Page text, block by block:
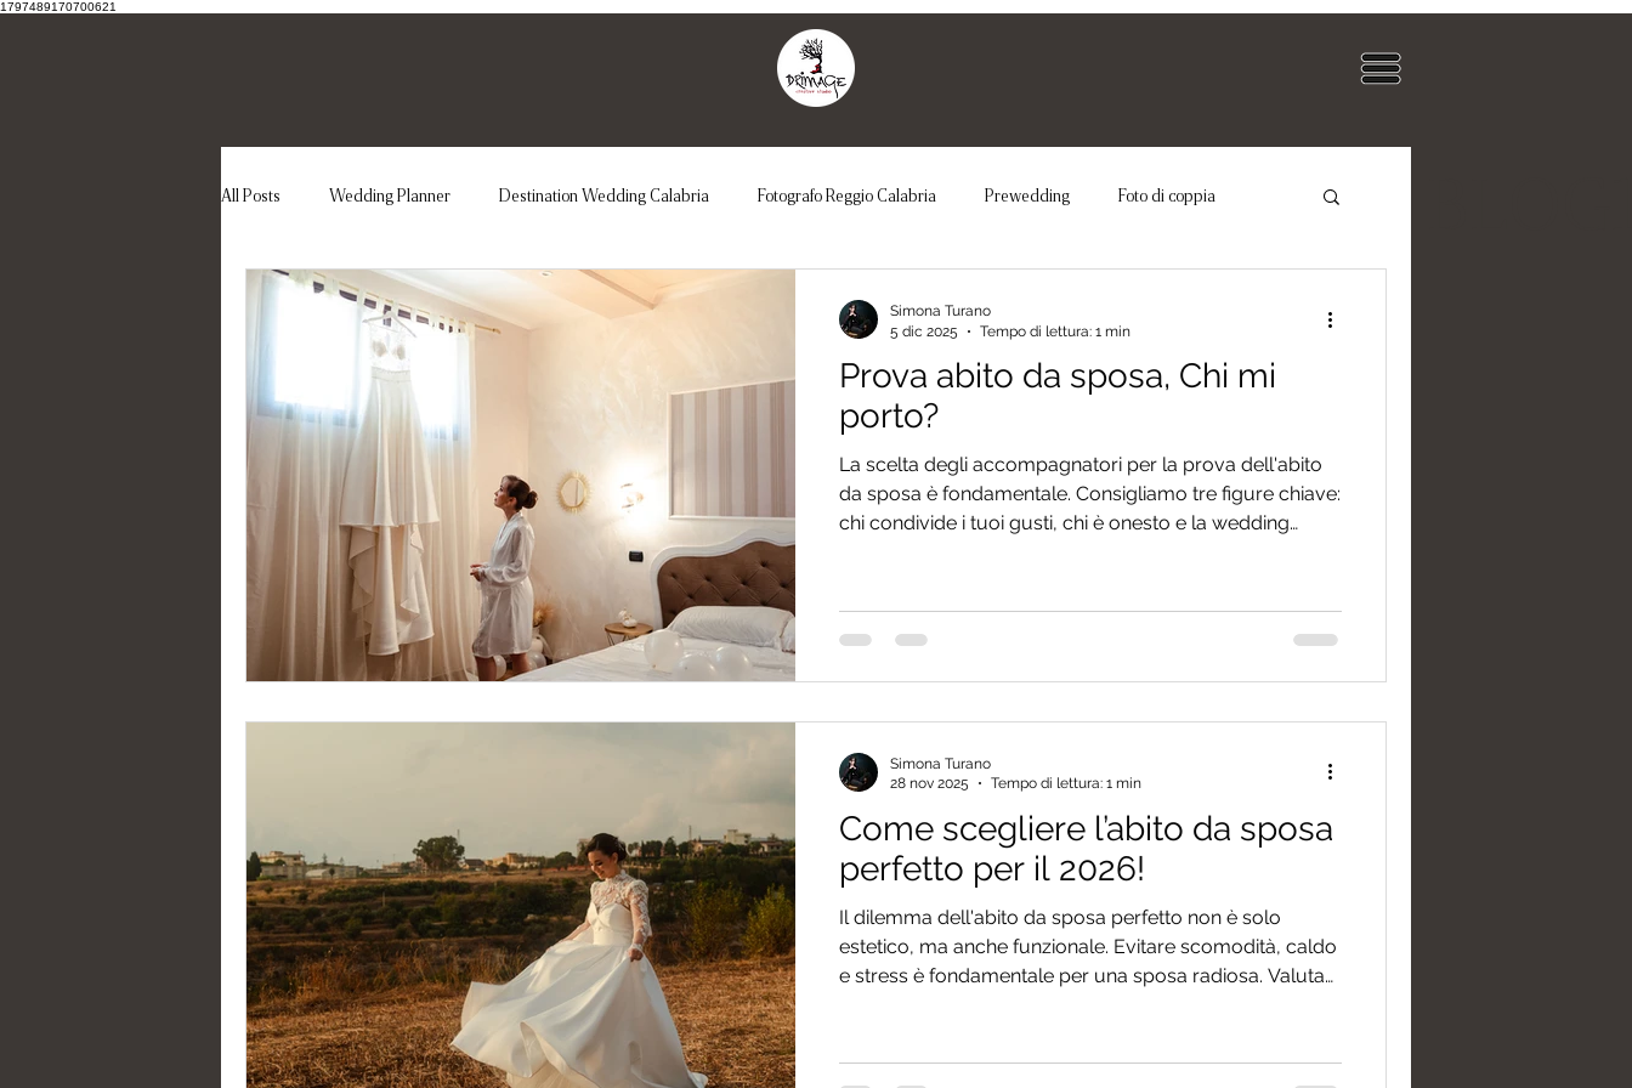
1797489170700621
All Posts Wedding Planner Destination Wedding Calabria Fotografo Reggio Calabria Prewedding Foto di coppia
Regia Matrimoniale sposa Abito da sposa Party
Abito da sposa Matrimonio romantico Foto di Coppia Matrimonio non convenzionale
unconventional wedding Fotografo matrimonialista
Prova abito da sposa, Chi mi
porto?
La scelta degli accompagnatori per la prova dell'abito
da sposa è fondamentale. Consigliamo tre figure chiave:
chi condivide i tuoi gusti, chi è onesto e la wedding
atelier.
Simona Turano
5 dic 2025
Tempo di lettura: 1 min
Come scegliere l’abito da sposa
perfetto per il 2026!
Il dilemma dell'abito da sposa perfetto non è solo
estetico, ma anche funzionale. Evitare scomodità, caldo
e stress è fondamentale per una sposa radiosa. Valuta
sacrificare il comfort.
Simona Turano
28 nov 2025
Tempo di lettura: 1 min